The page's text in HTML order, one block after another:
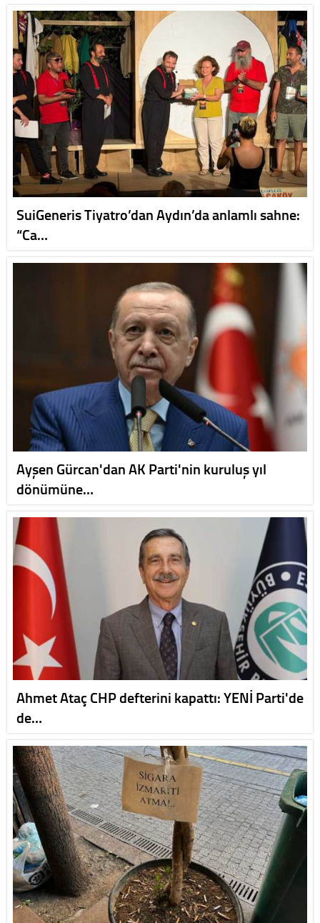
SuiGeneris Tiyatro’dan Aydın’da anlamlı sahne:
“Ca…
Ayşen Gürcan'dan AK Parti'nin kuruluş yıl
dönümüne…
Ahmet Ataç CHP defterini kapattı: YENİ Parti'de
de…